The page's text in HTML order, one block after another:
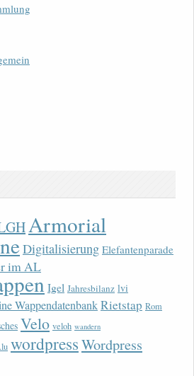
Armorial
Digitalisierung Elefantenparade
im AL
Igel Jahresbilanz lvi
WappendatenbankRietstap Rom
Velo veloh wandern
wordpressWordpress